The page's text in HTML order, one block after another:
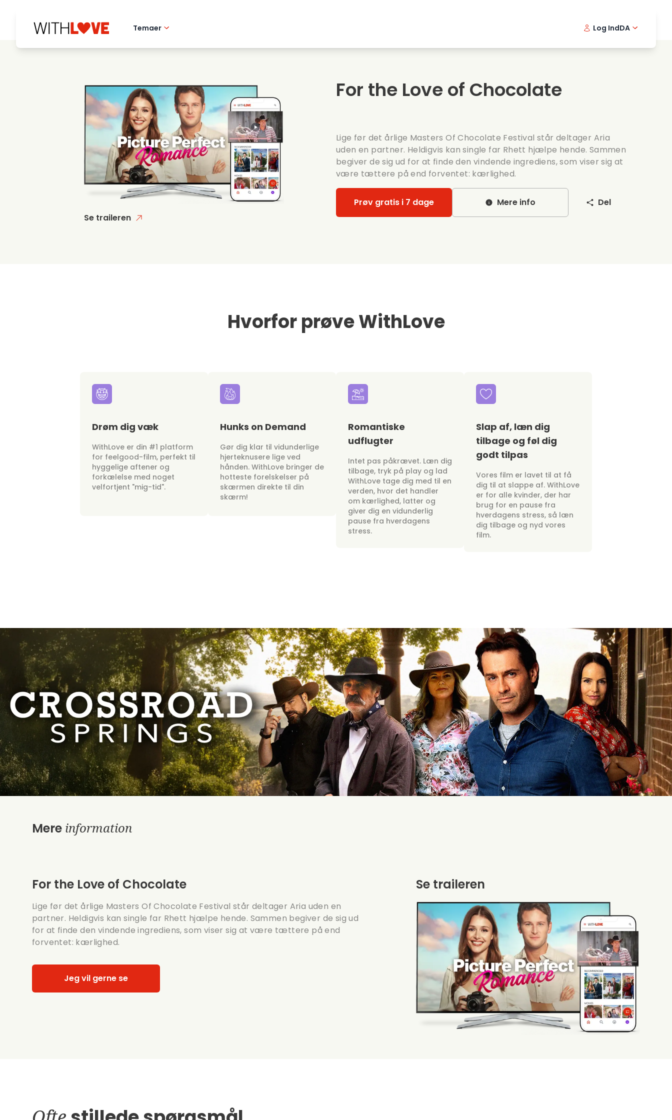
Temaer
Mysterier
Date film
Romantiske serier
Bryllup
Log IndDA
Se traileren
For the Love of Chocolate
Lige før det årlige Masters Of Chocolate Festival står deltager Aria
uden en partner. Heldigvis kan single far Rhett hjælpe hende. Sammen
begiver de sig ud for at finde den vindende ingrediens, som viser sig at
være tættere på end forventet: kærlighed.
Prøv gratis i 7 dage Mere info Del
Hvorfor prøve WithLove
Drøm dig væk
WithLove er din #1 platform
for feelgood-film, perfekt til
hyggelige aftener og
forkælelse med noget
velfortjent "mig-tid".
Hunks on Demand
Gør dig klar til vidunderlige
hjerteknusere lige ved
hånden. WithLove bringer de
hotteste forelskelser på
skærmen direkte til din
skærm!
Romantiske
udflugter
Intet pas påkrævet. Læn dig
tilbage, tryk på play og lad
WithLove tage dig med til en
verden, hvor det handler
om kærlighed, latter og
giver dig en vidunderlig
pause fra hverdagens
stress.
Slap af, læn dig
tilbage og føl dig
godt tilpas
Vores film er lavet til at få
dig til at slappe af. WithLove
er for alle kvinder, der har
brug for en pause fra
hverdagens stress, så læn
dig tilbage og nyd vores
film.
Mere information
For the Love of Chocolate
Lige før det årlige Masters Of Chocolate Festival står deltager Aria uden en
partner. Heldigvis kan single far Rhett hjælpe hende. Sammen begiver de sig ud
for at finde den vindende ingrediens, som viser sig at være tættere på end
forventet: kærlighed.
Jeg vil gerne se
Se traileren